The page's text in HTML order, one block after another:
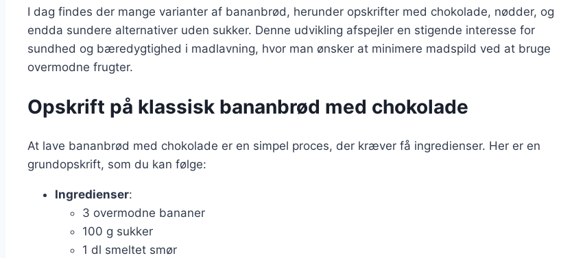
I dag findes der mange varianter af bananbrød, herunder opskrifter med chokolade, nødder, og
endda sundere alternativer uden sukker. Denne udvikling afspejler en stigende interesse for
sundhed og bæredygtighed i madlavning, hvor man ønsker at minimere madspild ved at bruge
overmodne frugter.
Opskrift på klassisk bananbrød med chokolade
At lave bananbrød med chokolade er en simpel proces, der kræver få ingredienser. Her er en
grundopskrift, som du kan følge:
Ingredienser:
3 overmodne bananer
100 g sukker
1 dl smeltet smør